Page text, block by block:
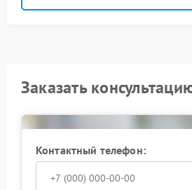
Заказать
Контактный телефон: